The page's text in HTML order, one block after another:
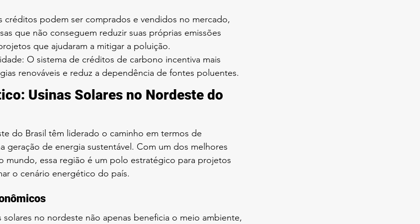
créditos podem ser comprados e vendidos no mercado,
que não conseguem reduzir suas próprias emissões
que ajudaram a mitigar a poluição.
O sistema de créditos de carbono incentiva mais
renováveis e reduz a dependência de fontes poluentes.
Usinas Solares no Nordeste do
do Brasil têm liderado o caminho em termos de
geração de energia sustentável. Com um dos melhores
mundo, essa região é um polo estratégico para projetos
o cenário energético do país.
no nordeste não apenas beneficia o meio ambiente,